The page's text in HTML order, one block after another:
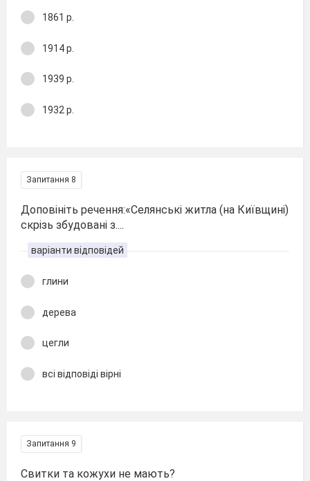
1861 р.
1914 р.
1939 р.
1932 р.
Запитання 8
Доповініть речення:«Селянські житла (на Київщині)
скрізь збудовані з....
варіанти відповідей
глини
дерева
цегли
всі відповіді вірні
Запитання 9
Свитки та кожухи не мають?